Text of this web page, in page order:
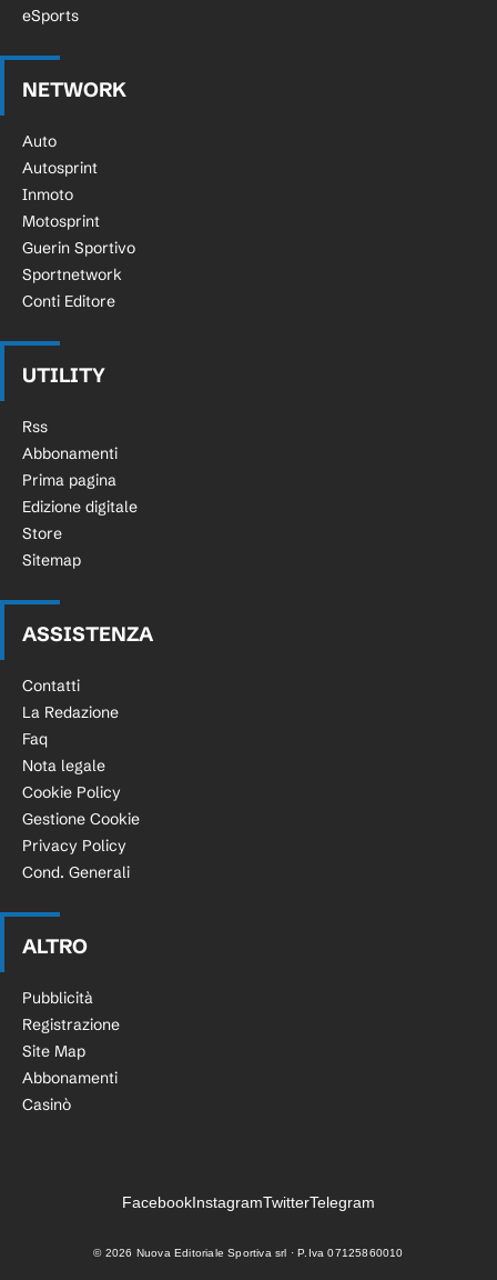
eSports
NETWORK
Auto
Autosprint
Inmoto
Motosprint
Guerin Sportivo
Sportnetwork
Conti Editore
UTILITY
Rss
Abbonamenti
Prima pagina
Edizione digitale
Store
Sitemap
ASSISTENZA
Contatti
La Redazione
Faq
Nota legale
Cookie Policy
Gestione Cookie
Privacy Policy
Cond. Generali
ALTRO
Pubblicità
Registrazione
Site Map
Abbonamenti
Casinò
FacebookInstagramTwitterTelegram
© 2026 Nuova Editoriale Sportiva srl · P.Iva 07125860010